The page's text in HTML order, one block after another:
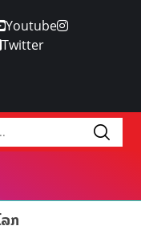
Youtube
Twitter
ກ